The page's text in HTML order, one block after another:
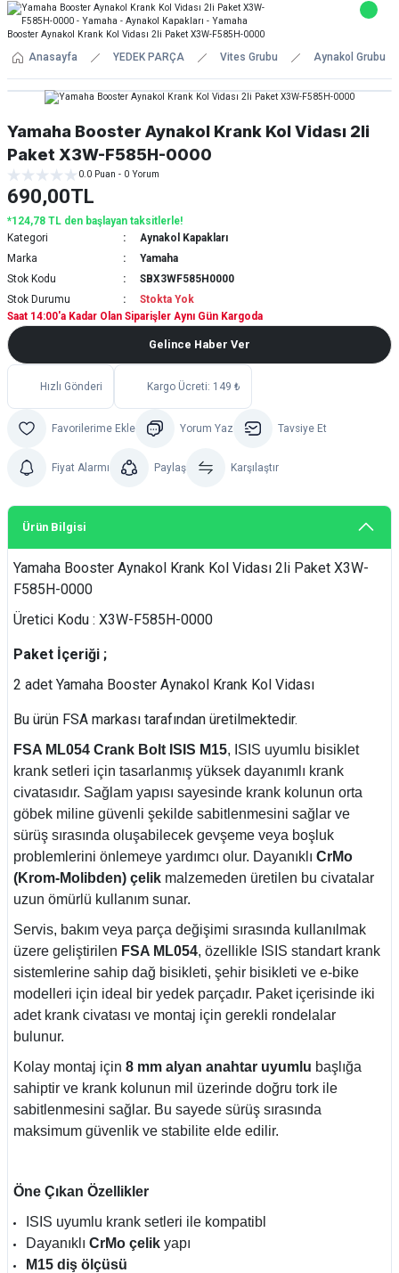
Anasayfa YEDEK PARÇA Vites Grubu Aynakol Grubu
Yamaha Booster Aynakol Krank Kol Vidası 2li
Paket X3W-F585H-0000
0.0 Puan - 0 Yorum
690,00TL
*124,78 TL den başlayan taksitlerle!
Kategori
Aynakol Kapakları
Marka
Yamaha
Stok Kodu
SBX3WF585H0000
Stok Durumu
Stokta Yok
Saat 14:00'a Kadar Olan Siparişler Aynı Gün Kargoda
Gelince Haber Ver
Hızlı Gönderi Kargo Ücreti: 149 ₺
Yorum Yaz Tavsiye Et
Fiyat Alarmı Paylaş Karşılaştır
Ürün Bilgisi
Yamaha Booster Aynakol Krank Kol Vidası 2li Paket X3W-
F585H-0000
Üretici Kodu : X3W-F585H-0000
Paket İçeriği ;
2 adet Yamaha Booster Aynakol Krank Kol Vidası
Bu ürün FSA markası tarafından üretilmektedir.
FSA ML054 Crank Bolt ISIS M15, ISIS uyumlu bisiklet
krank setleri için tasarlanmış yüksek dayanımlı krank
civatasıdır. Sağlam yapısı sayesinde krank kolunun orta
göbek miline güvenli şekilde sabitlenmesini sağlar ve
sürüş sırasında oluşabilecek gevşeme veya boşluk
problemlerini önlemeye yardımcı olur. Dayanıklı CrMo
(Krom-Molibden) çelik malzemeden üretilen bu civatalar
uzun ömürlü kullanım sunar.
Servis, bakım veya parça değişimi sırasında kullanılmak
üzere geliştirilen FSA ML054, özellikle ISIS standart krank
sistemlerine sahip dağ bisikleti, şehir bisikleti ve e-bike
modelleri için ideal bir yedek parçadır. Paket içerisinde iki
adet krank civatası ve montaj için gerekli rondelalar
bulunur.
Kolay montaj için 8 mm alyan anahtar uyumlu başlığa
sahiptir ve krank kolunun mil üzerinde doğru tork ile
sabitlenmesini sağlar. Bu sayede sürüş sırasında
maksimum güvenlik ve stabilite elde edilir.
Öne Çıkan Özellikler
ISIS uyumlu krank setleri ile kompatibl
DayanıklıCrMo çelik yapı
M15 diş ölçüsü